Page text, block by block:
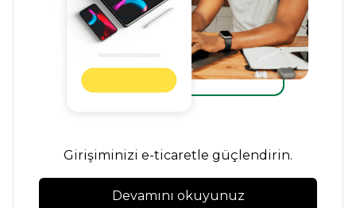
Girişiminizi e-ticaretle güçlendirin.
Devamını okuyunuz